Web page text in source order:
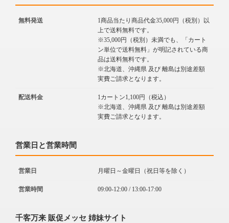
無料発送
1商品当たり商品代金35,000円（税別）以
上で送料無料です。
※35,000円（税別）未満でも、「カート
ン単位で送料無料」が明記されている商
品は送料無料です。
※北海道、沖縄県 及び 離島は別途差額
実費ご請求となります。
配送料金
1カートン1,100円（税込）
※北海道、沖縄県 及び 離島は別途差額
実費ご請求となります。
営業日と営業時間
営業日 月曜日～金曜日（祝日等を除く）
営業時間 09:00-12:00 / 13:00-17:00
千客万来 販促メッセ 姉妹サイト